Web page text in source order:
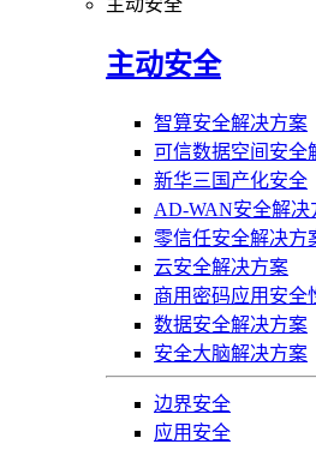
主动安全
主动安全
智算安全解决方案
可信数据空间安全
新华三国产化安全
AD-WAN安全解决
零信任安全解决方
云安全解决方案
商用密码应用安全
数据安全解决方案
安全大脑解决方案
边界安全
应用安全